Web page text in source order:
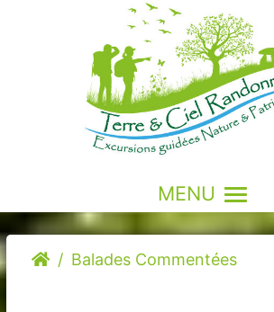
MENU
Balades Commentées